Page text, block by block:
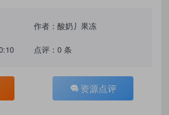
作者：酸奶丿果冻
点评：0 条
资源点评